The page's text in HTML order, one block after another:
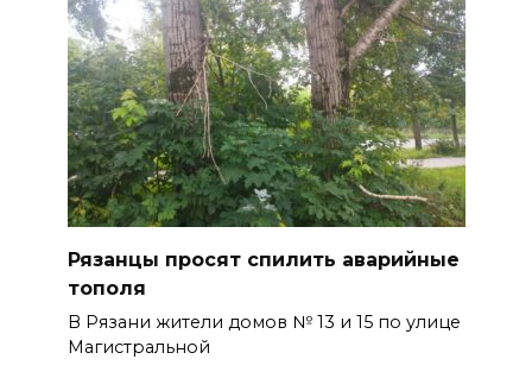
Рязанцы просят спилить аварийные
тополя
В Рязани жители домов № 13 и 15 по улице
Магистральной